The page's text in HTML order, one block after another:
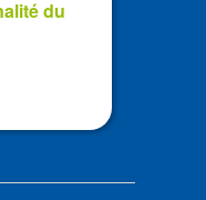
du